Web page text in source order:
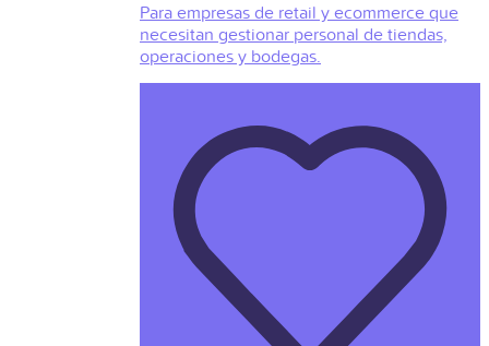
Para empresas de retail y ecommerce que
necesitan gestionar personal de tiendas,
operaciones y bodegas.